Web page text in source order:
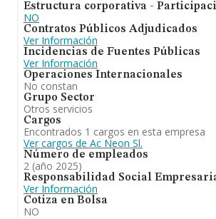
Estructura corporativa -
NO
Contratos Públicos Adjudicados
Ver Información
Incidencias de Fuentes Públicas
Ver Información
Operaciones Internacionales
No constan
Grupo Sector
Otros servicios
Cargos
Encontrados 1 cargos en esta empresa
Ver cargos de Ac Neon Sl.
Número de empleados
2 (año 2025)
Responsabilidad Social
Ver Información
Cotiza en Bolsa
NO